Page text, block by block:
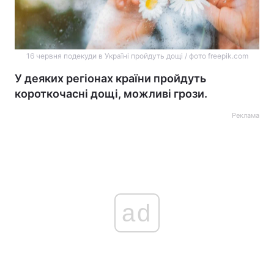
16 червня подекуди в Україні пройдуть дощі / фото freepik.com
У деяких регіонах країни пройдуть
короткочасні дощі, можливі грози.
Реклама
ad